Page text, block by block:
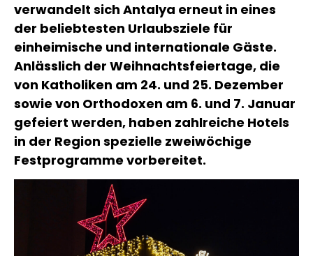
verwandelt sich Antalya erneut in eines
der beliebtesten Urlaubsziele für
einheimische und internationale Gäste.
Anlässlich der Weihnachtsfeiertage, die
von Katholiken am 24. und 25. Dezember
sowie von Orthodoxen am 6. und 7. Januar
gefeiert werden, haben zahlreiche Hotels
in der Region spezielle zweiwöchige
Festprogramme vorbereitet.